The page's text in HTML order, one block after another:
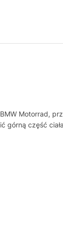
Motorrad,
górną część